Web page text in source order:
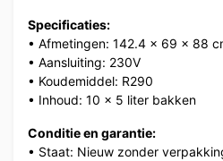
Specificaties:
• Afmetingen: 142.4 x 69 x 88
• Aansluiting: 230V
• Koudemiddel: R290
• Inhoud: 10 x 5 liter bakken
Conditie en garantie:
• Staat: Nieuw zonder